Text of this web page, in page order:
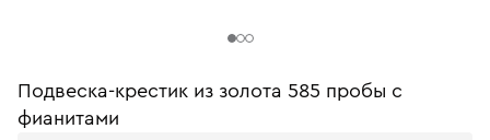
Подвеска-крестик из золота 585 пробы с
фианитами